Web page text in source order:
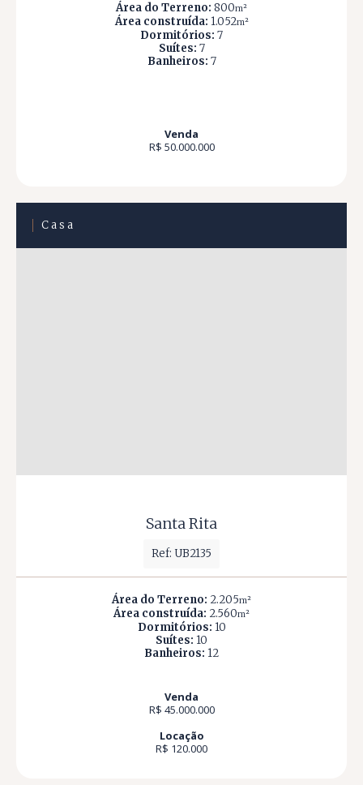
Área do Terreno: 800m²
Área construída: 1.052m²
Dormitórios: 7
Suítes: 7
Banheiros: 7
Venda
R$ 50.000.000
Casa
Santa Rita
Ref: UB2135
Área do Terreno: 2.205m²
Área construída: 2.560m²
Dormitórios: 10
Suítes: 10
Banheiros: 12
Venda
R$ 45.000.000
Locação
R$ 120.000